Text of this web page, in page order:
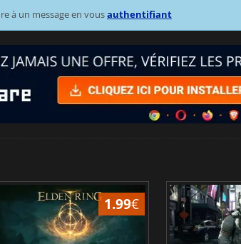
à un message en vousauthentifiant
1.99€